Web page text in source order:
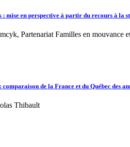
: mise en perspective à partir du recours à la
Partenariat Familles en mouvance
de la France et du Québec des
Thibault